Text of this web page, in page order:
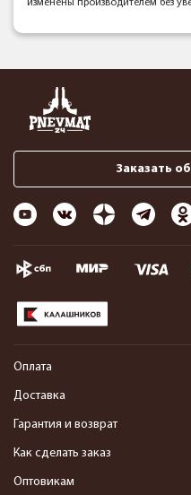
изменены производителем без
Заказать
Оплата
Доставка
Гарантия и возврат
Как сделать заказ
Оптовикам